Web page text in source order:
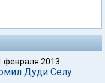
февраля 2013
Дуди Селу